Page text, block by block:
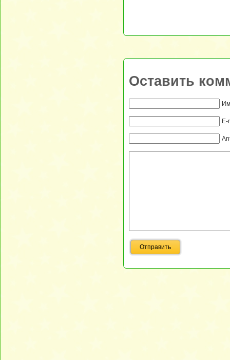
Оставить
E-